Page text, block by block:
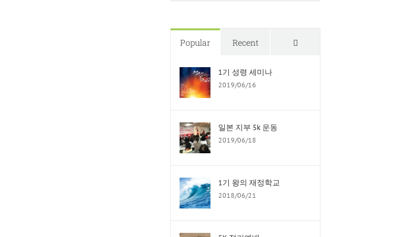
Popular Recent Comments
1기 성령 세미나
2019/06/16
일본 지부 5k 운동
2019/06/18
1기 왕의 재정학교
2018/06/21